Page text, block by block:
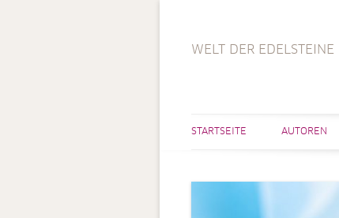
WELT DER EDELSTEINE
STARTSEITE AUTOREN